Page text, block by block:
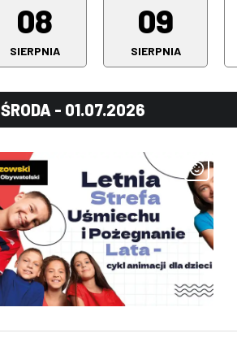
08
SIERPNIA
09
SIERPNIA
ŚRODA - 01.07.2026